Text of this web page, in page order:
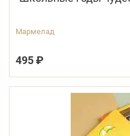
Мармелад
495 ₽